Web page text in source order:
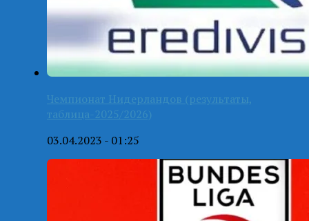
Чемпионат Нидерландов (результаты,
таблица-2025/2026)
03.04.2023 - 01:25